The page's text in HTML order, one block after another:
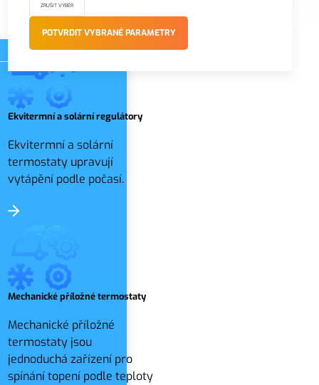
Ekvitermní a solární regulátory
Ekvitermní a solární
termostaty upravují
vytápění podle počasí.
Mechanické příložné termostaty
Mechanické příložné
termostaty jsou
jednoduchá zařízení pro
spínání topení podle teploty
POTVRDIT VYBRANÉ PARAMETRY